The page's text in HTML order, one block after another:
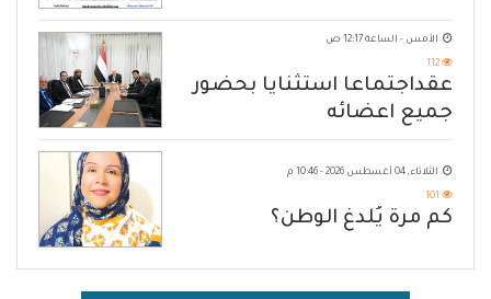
الأمس - الساعة 12:17 ص
112
عقداجتماعا استثنايا بحضور
جميع اعضائه
الثلاثاء, 04 أغسطس 2026 - 10:46 م
101
كم مرة يُلدغ الوطن؟